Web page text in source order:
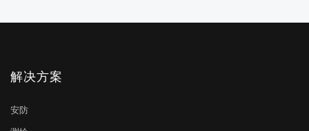
解决方案
安防